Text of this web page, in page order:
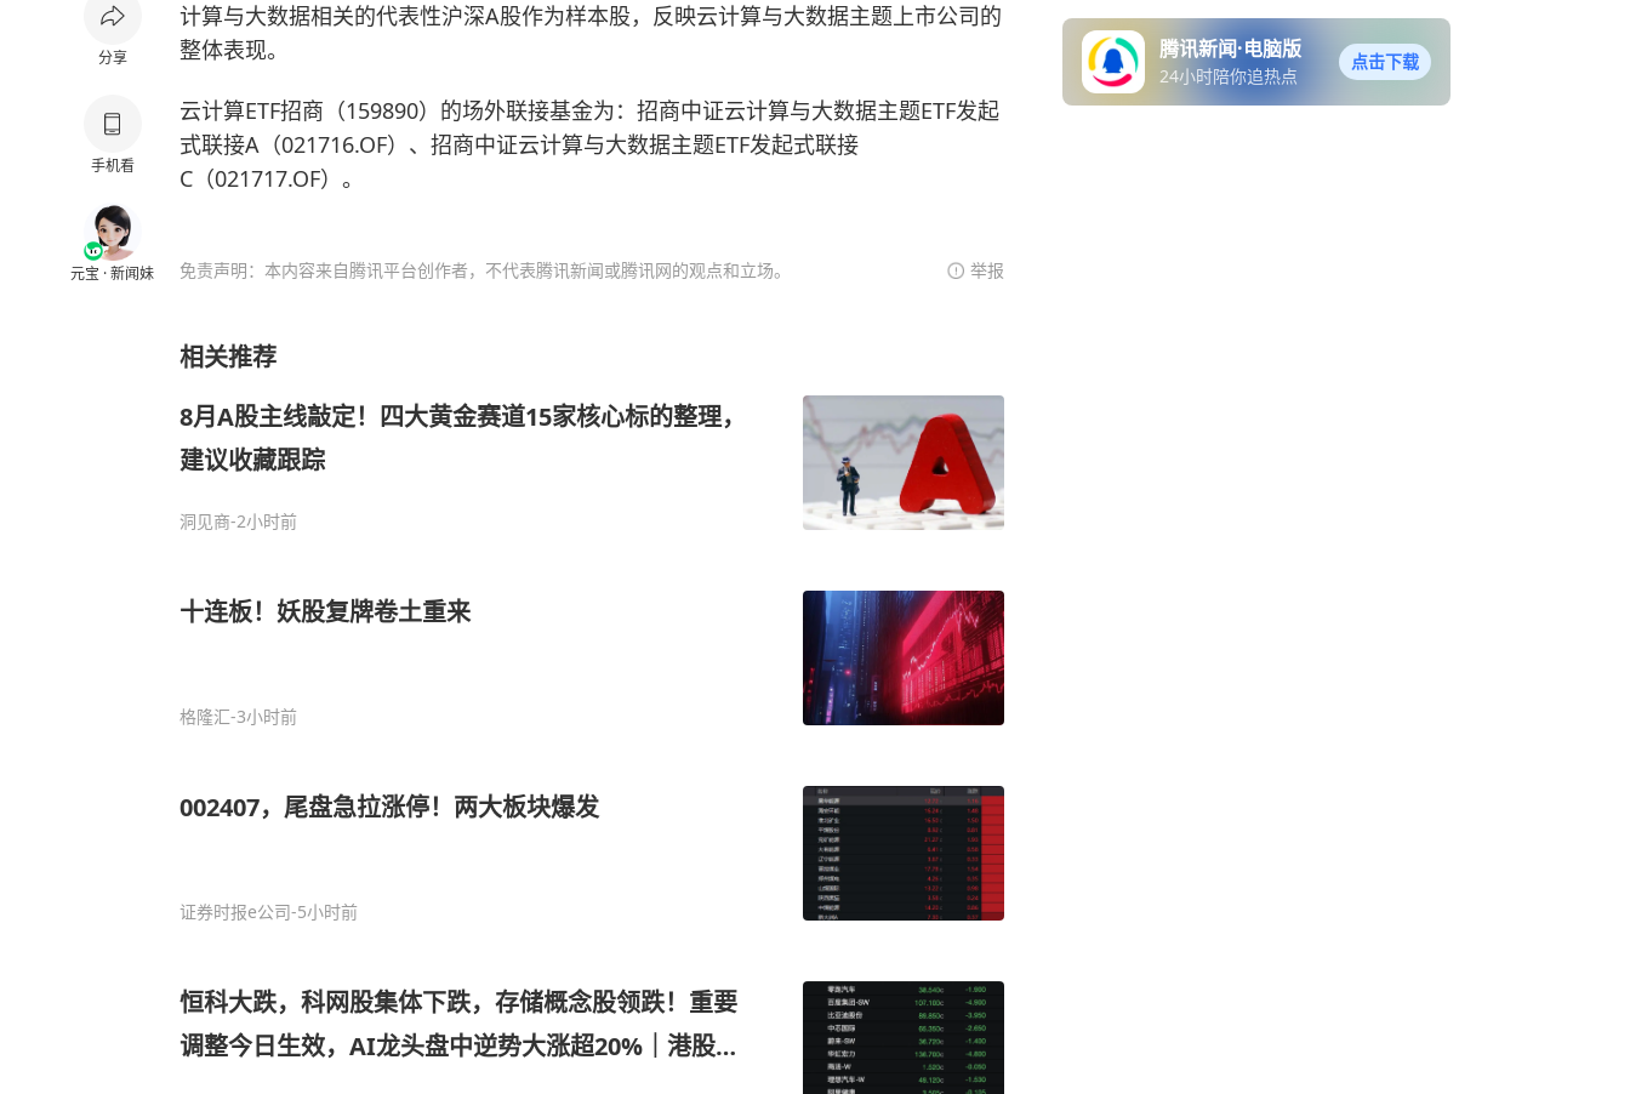
分享
手机看
元宝 · 新闻妹
计算与大数据相关的代表性沪深A股作为样本股，反映云计算与大数据主题上市公司的
整体表现。
云计算ETF招商（159890）的场外联接基金为：招商中证云计算与大数据主题ETF发起
式联接A（021716.OF）、招商中证云计算与大数据主题ETF发起式联接
C（021717.OF）。
免责声明：本内容来自腾讯平台创作者，不代表腾讯新闻或腾讯网的观点和立场。 举报
相关推荐
8月A股主线敲定！四大黄金赛道15家核心标的整理，
建议收藏跟踪
洞见商-2小时前
十连板！妖股复牌卷土重来
格隆汇-3小时前
002407，尾盘急拉涨停！两大板块爆发
证券时报e公司-5小时前
恒科大跌，科网股集体下跌，存储概念股领跌！重要
调整今日生效，AI龙头盘中逆势大涨超20%｜港股收
腾讯新闻·电脑版
24小时陪你追热点
点击下载